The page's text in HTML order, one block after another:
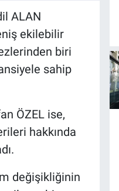
ALAN
ekilebilir
biri
sahip
ÖZEL ise,
hakkında
değişikliğinin